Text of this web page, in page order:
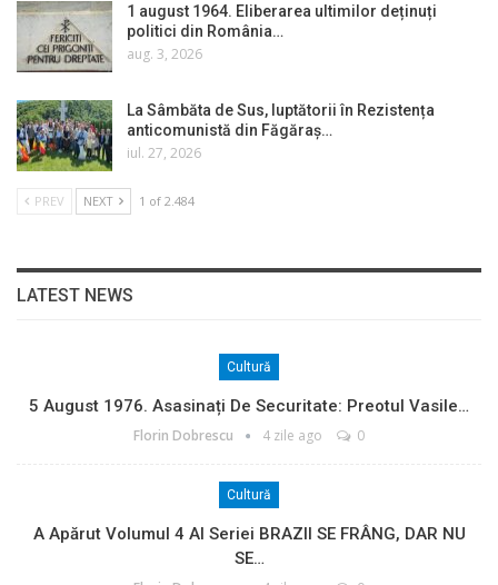
1 august 1964. Eliberarea ultimilor deținuți
politici din România…
aug. 3, 2026
La Sâmbăta de Sus, luptătorii în Rezistența
anticomunistă din Făgăraș…
iul. 27, 2026
PREV NEXT 1 of 2.484
LATEST NEWS
Cultură
5 August 1976. Asasinați De Securitate: Preotul Vasile…
Florin Dobrescu 4 zile ago 0
Cultură
A Apărut Volumul 4 Al Seriei BRAZII SE FRÂNG, DAR NU
SE…